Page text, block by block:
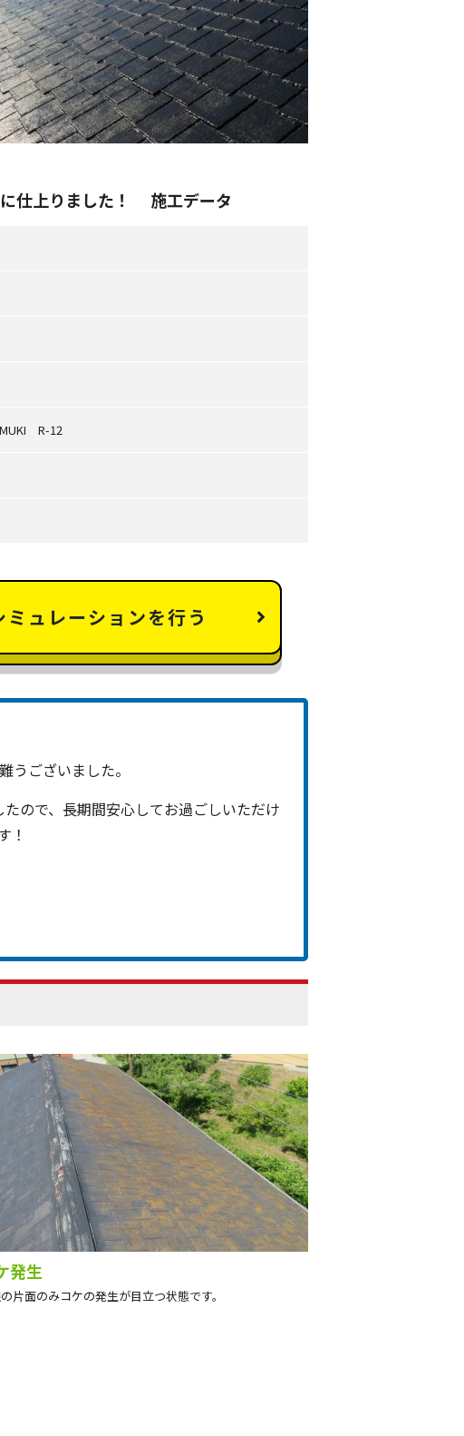
仕上りました！ 施工データ
R-12
ミュレーションを行う
うございました。
ので、長期間安心してお過ごしいただけ
！
発生
片面のみコケの発生が目立つ状態です。